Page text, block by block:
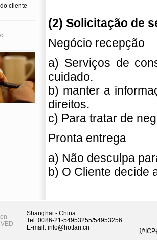
cliente
(2) Solicitação de
Negócio recepção
a) Serviços de
cuidado.
b) manter a
direitos.
c) Para tratar de
Pronta entrega
a) Não desculpa
b) O Cliente decide
Shanghai - China
Tel: 0086-21-54953255/54953256
E-mail: info@hotlan.cn
沪